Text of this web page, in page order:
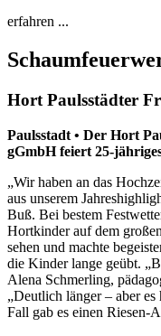
erfahren ...
Hort Paulsstädter
Paulsstadt • Der Hort
gGmbH feiert 25-
„Wir haben an das
aus unserem
Buß. Bei bestem
Hortkinder auf dem
sehen und machte
die Kinder lange geübt.
Alena Schmerling,
„Deutlich länger – aber
Fall gab es einen Riesen-